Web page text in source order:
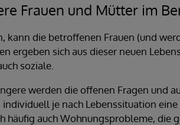
Frauen und Mütter im
kann die betroffenen Frauen (und
ergeben sich aus dieser neuen
soziale.
werden die offenen Fragen und
je nach Lebenssituation
häufig auch Wohnungsprobleme, die